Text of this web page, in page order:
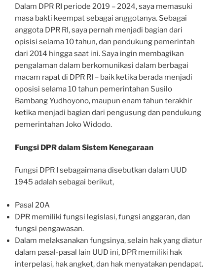
Dalam DPR RI periode 2019 – 2024, saya memasuki
masa bakti keempat sebagai anggotanya. Sebagai
anggota DPR RI, saya pernah menjadi bagian dari
opisisi selama 10 tahun, dan pendukung pemerintah
dari 2014 hingga saat ini. Saya ingin membagikan
pengalaman dalam berkomunikasi dalam berbagai
macam rapat di DPR RI – baik ketika berada menjadi
oposisi selama 10 tahun pemerintahan Susilo
Bambang Yudhoyono, maupun enam tahun terakhir
ketika menjadi bagian dari pengusung dan pendukung
pemerintahan Joko Widodo.
Fungsi DPR dalam Sistem Kenegaraan
Fungsi DPR I sebagaimana disebutkan dalam UUD
1945 adalah sebagai berikut,
Pasal 20A
DPR memiliki fungsi legislasi, fungsi anggaran, dan
fungsi pengawasan.
Dalam melaksanakan fungsinya, selain hak yang diatur
dalam pasal-pasal lain UUD ini, DPR memiliki hak
interpelasi, hak angket, dan hak menyatakan pendapat.